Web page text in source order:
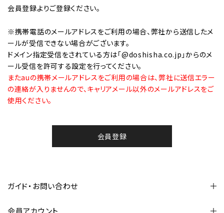
会員登録よりご登録ください。
※携帯電話のメールアドレスをご利用の場合、弊社から送信したメ
ールが受信できない場合がございます。
ドメイン指定受信をされている方は「@doshisha.co.jp」からのメ
ール受信を許可する設定を行ってください。
またauの携帯メールアドレスをご利用の場合は、弊社に送信エラー
の連絡が入りませんので、キャリアメール以外のメールアドレスをご
使用ください。
会員登録
ガイド・お問い合わせ
会員アカウント